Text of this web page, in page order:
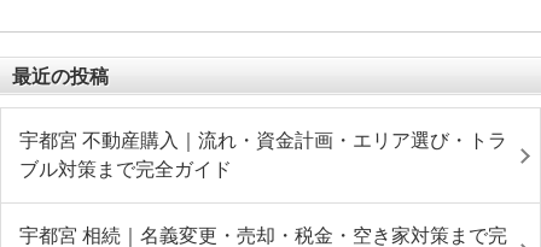
最近の投稿
宇都宮 不動産購入｜流れ・資金計画・エリア選び・トラ
ブル対策まで完全ガイド
宇都宮 相続｜名義変更・売却・税金・空き家対策まで完